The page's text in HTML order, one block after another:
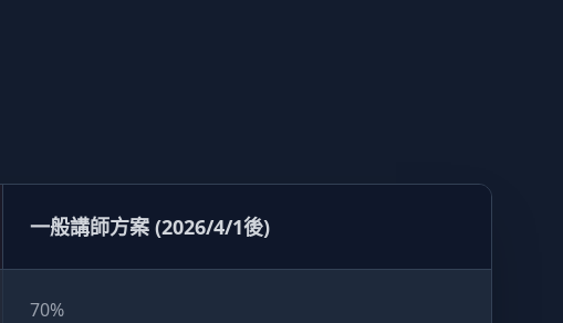
一般講師方案 (2026/4/1後)
70%